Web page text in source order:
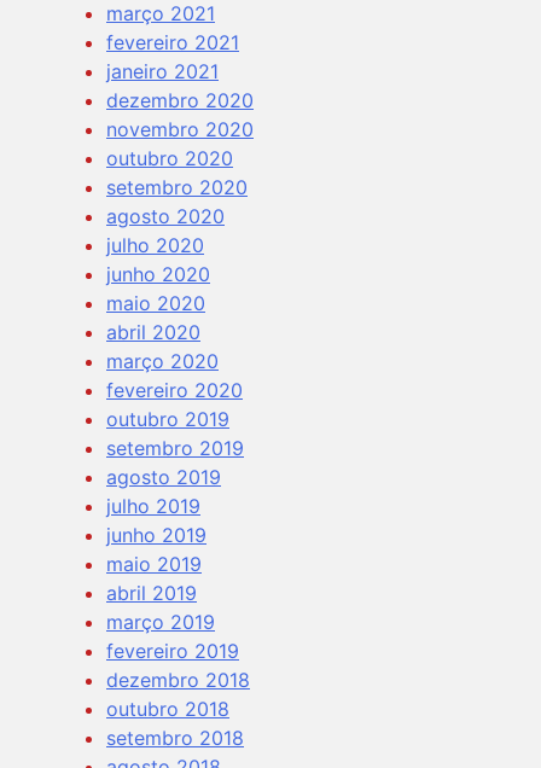
março 2021
fevereiro 2021
janeiro 2021
dezembro 2020
novembro 2020
outubro 2020
setembro 2020
agosto 2020
julho 2020
junho 2020
maio 2020
abril 2020
março 2020
fevereiro 2020
outubro 2019
setembro 2019
agosto 2019
julho 2019
junho 2019
maio 2019
abril 2019
março 2019
fevereiro 2019
dezembro 2018
outubro 2018
setembro 2018